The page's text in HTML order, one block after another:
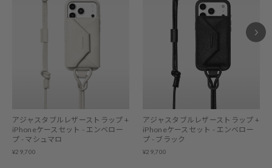
アジャスタブルレザーストラップ +
iPhoneケースセット - エンベロー
プ - マシュマロ
¥29,700
アジャスタブルレザーストラップ +
iPhoneケースセット - エンベロー
プ - ブラック
¥29,700